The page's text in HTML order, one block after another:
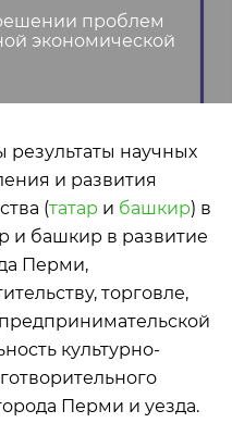
проблем
экономической
результаты научных
и развития
(татар и башкир) в
и башкир в развитие
Перми,
торговле,
культурно-
Перми и уезда.